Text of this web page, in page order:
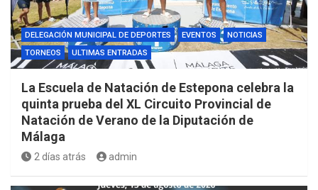
DELEGACIÓN MUNICIPAL DE DEPORTES EVENTOS
NOTICIAS
TORNEOS
ULTIMAS ENTRADAS
La Escuela de Natación de Estepona celebra la
quinta prueba del XL Circuito Provincial de
Natación de Verano de la Diputación de
Málaga
2 días atrás admin